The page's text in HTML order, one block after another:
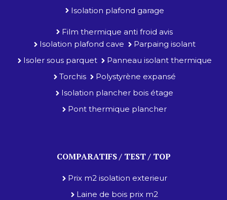
Isolation plafond garage
Film thermique anti froid avis
Isolation plafond cave
Parpaing isolant
Isoler sous parquet
Panneau isolant thermique
Torchis
Polystyrène expansé
Isolation plancher bois étage
Pont thermique plancher
COMPARATIFS / TEST / TOP
Prix m2 isolation exterieur
Laine de bois prix m2